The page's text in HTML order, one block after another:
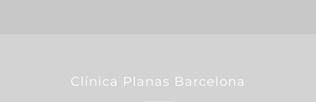
Clínica Planas Barcelona